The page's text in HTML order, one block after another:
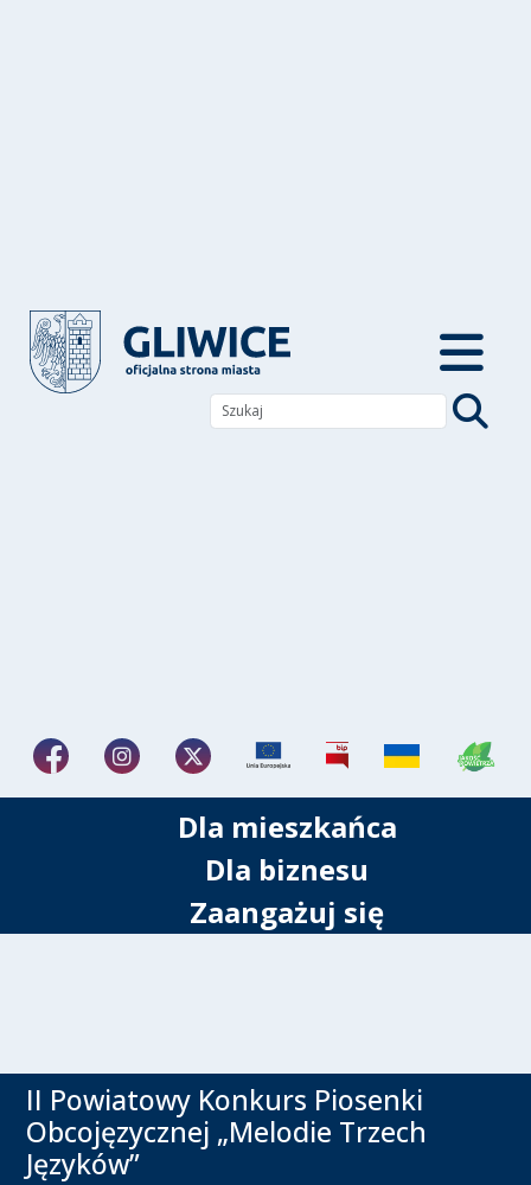
Dla mieszkańca
Dla biznesu
Zaangażuj się
II Powiatowy Konkurs Piosenki
Obcojęzycznej „Melodie Trzech
Języków”